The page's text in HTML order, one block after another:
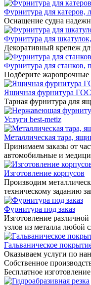
Фурнитура для катеров,
Оснащение судна
Фурнитура для
Декоративный крепеж
Фурнитура для станков,
Подберите жаропрочные
Ящичная фурнитура
Тарная фурнитура для
Услуги best-metiz
Металлическая тара,
Принимаем заказы от
автомобильные и
Изготовление корпусов
Производим
техническому заданию
Фурнитура под заказ
Изготовление
узлов из металла любой
Гальваническое
Оказываем услуги по
Собственное
Бесплатное